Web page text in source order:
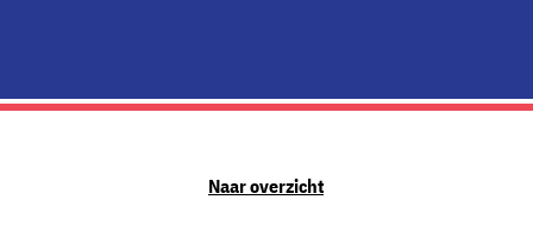
Naar overzicht